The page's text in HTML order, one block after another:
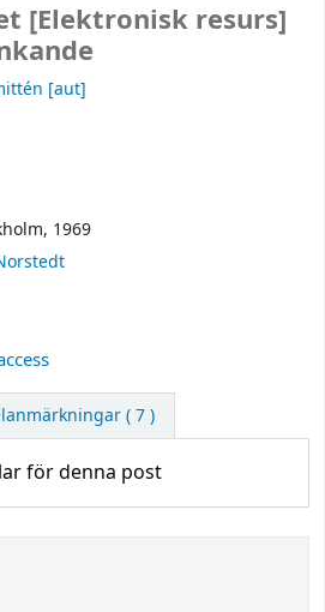
[Elektronisk resurs]
[aut]
1969
( 7 )
för denna post